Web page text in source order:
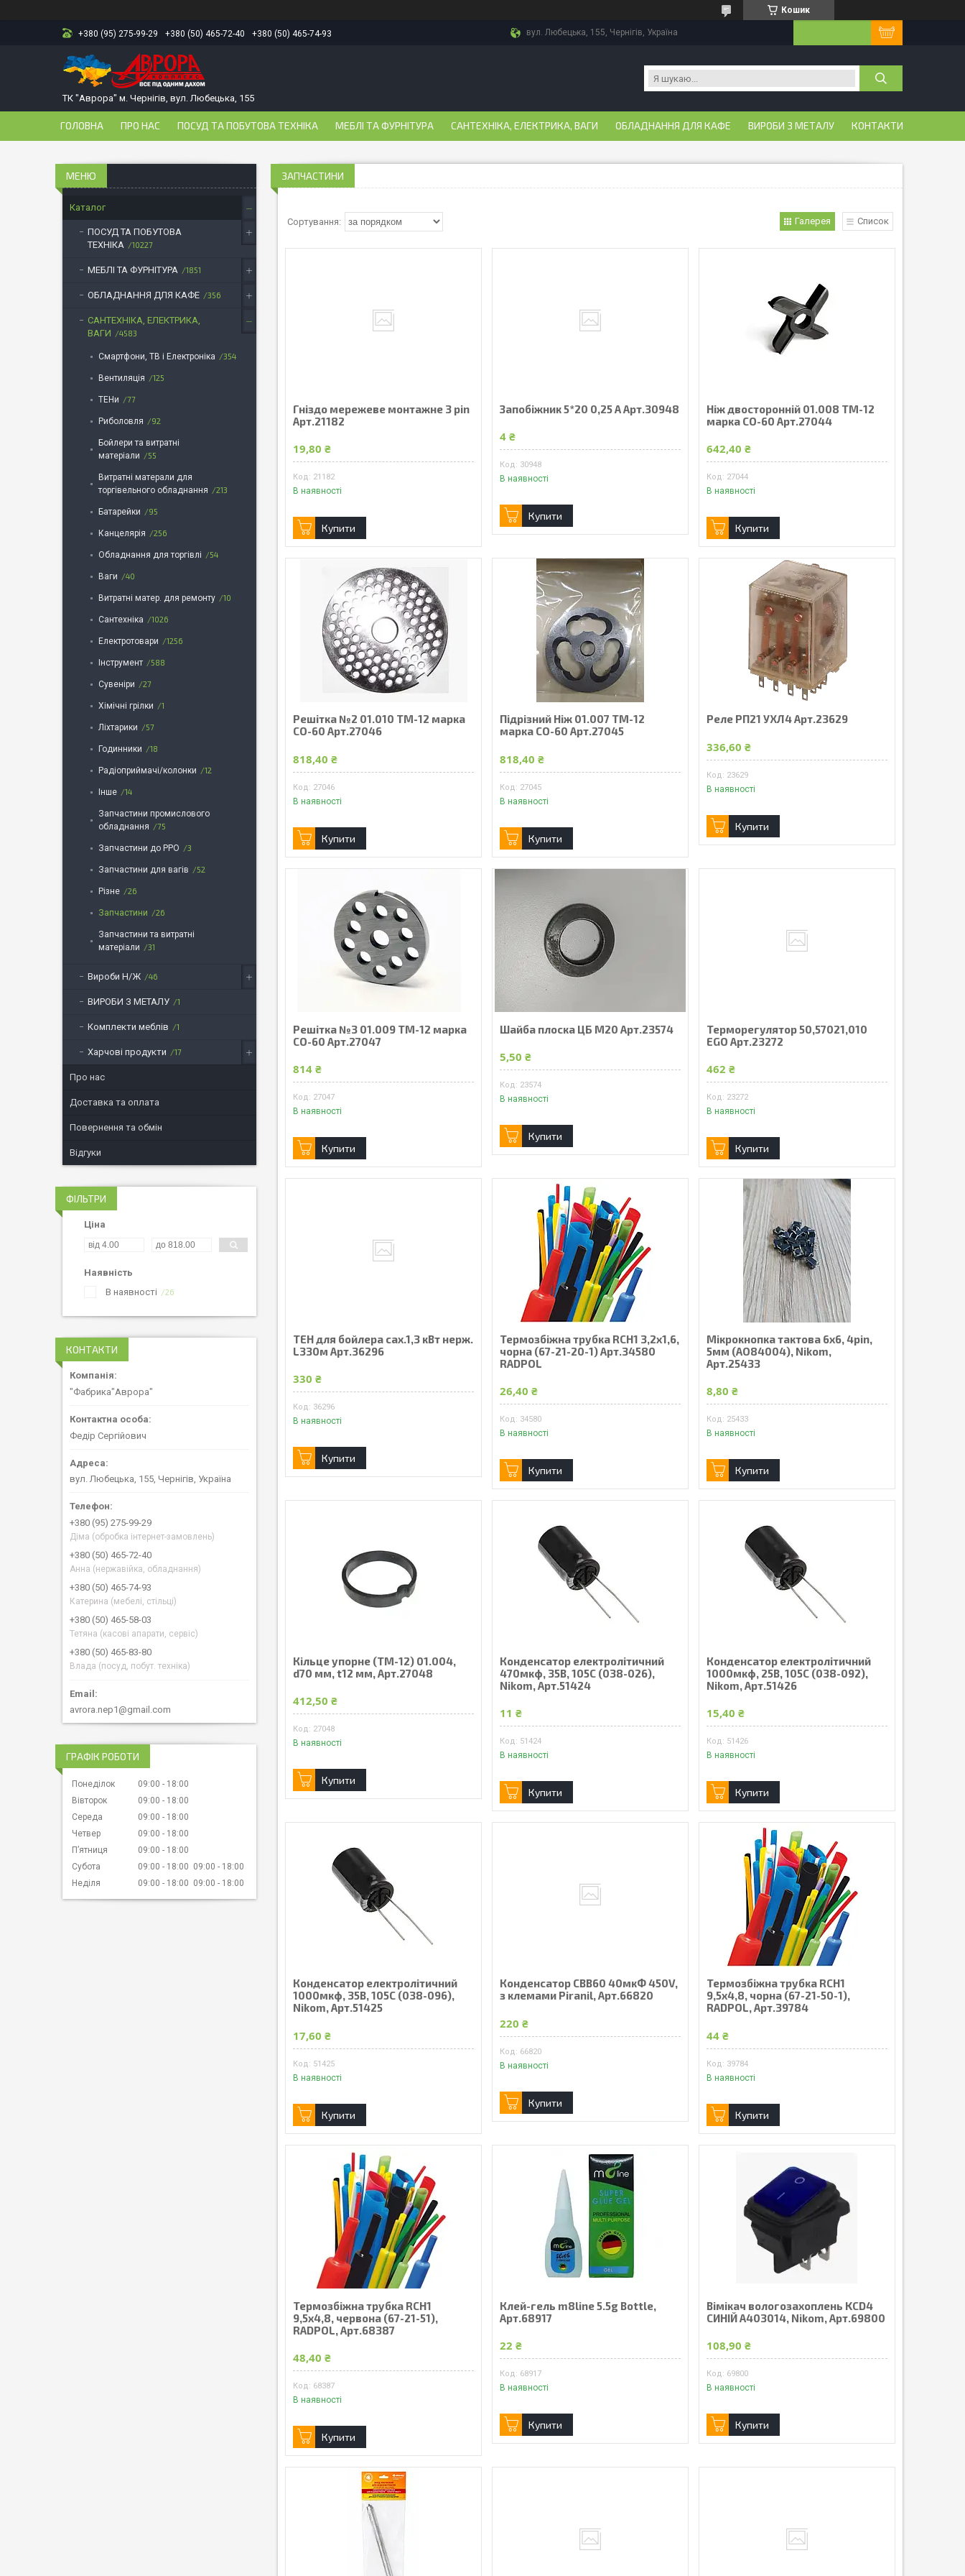
Кошик
+380 (95) 275-99-29 +380 (50) 465-72-40 +380 (50) 465-74-93 вул. Любецька, 155, Чернігів, Україна
ТК "Аврора" м. Чернігів, вул. Любецька, 155
ГОЛОВНА ПРО НАС ПОСУД ТА ПОБУТОВА ТЕХНІКА МЕБЛІ ТА ФУРНІТУРА САНТЕХНІКА, ЕЛЕКТРИКА, ВАГИ ОБЛАДНАННЯ ДЛЯ КАФЕ ВИРОБИ З МЕТАЛУ КОНТАКТИ
ЗАПЧАСТИНИ
Галерея Список
Гніздо мережеве монтажне 3 pin
Арт.21182
19,80 ₴
21182
В наявності
Купити
Запобіжник 5*20 0,25 А Арт.30948
4 ₴
30948
В наявності
Купити
Ніж двосторонній 01.008 ТМ-12
марка СО-60 Арт.27044
642,40 ₴
27044
В наявності
Купити
Решітка №2 01.010 ТМ-12 марка
СО-60 Арт.27046
818,40 ₴
27046
В наявності
Купити
Підрізний Ніж 01.007 ТМ-12
марка СО-60 Арт.27045
818,40 ₴
27045
В наявності
Купити
Реле РП21 УХЛ4 Арт.23629
336,60 ₴
23629
В наявності
Купити
Решітка №3 01.009 ТМ-12 марка
СО-60 Арт.27047
814 ₴
27047
В наявності
Купити
Шайба плоска ЦБ М20 Арт.23574
5,50 ₴
23574
В наявності
Купити
Терморегулятор 50,57021,010
EGO Арт.23272
462 ₴
23272
В наявності
Купити
ТЕН для бойлера сах.1,3 кВт нерж.
L330м Арт.36296
330 ₴
36296
В наявності
Купити
Термозбіжна трубка RCH1 3,2х1,6,
чорна (67-21-20-1) Арт.34580
RADPOL
26,40 ₴
34580
В наявності
Купити
Мікрокнопка тактова 6х6, 4pin,
5мм (AO84004), Nikom,
Арт.25433
8,80 ₴
25433
В наявності
Купити
Кільце упорне (ТМ-12) 01.004,
d70 мм, t12 мм, Арт.27048
412,50 ₴
27048
В наявності
Купити
Конденсатор електролітичний
470мкф, 35В, 105С (038-026),
Nikom, Арт.51424
11 ₴
51424
В наявності
Купити
Конденсатор електролітичний
1000мкф, 25В, 105С (038-092),
Nikom, Арт.51426
15,40 ₴
51426
В наявності
Купити
Конденсатор електролітичний
1000мкф, 35В, 105С (038-096),
Nikom, Арт.51425
17,60 ₴
51425
В наявності
Купити
Конденсатор СВВ60 40мкФ 450V,
з клемами Piranil, Арт.66820
220 ₴
66820
В наявності
Купити
Термозбіжна трубка RCH1
9,5х4,8, чорна (67-21-50-1),
RADPOL, Арт.39784
44 ₴
39784
В наявності
Купити
Термозбіжна трубка RCH1
9,5х4,8, червона (67-21-51),
RADPOL, Арт.68387
48,40 ₴
68387
В наявності
Купити
Клей-гель m8line 5.5g Bottle,
Арт.68917
22 ₴
68917
В наявності
Купити
Вімікач вологозахоплень KCD4
СИНIЙ А403014, Nikom, Арт.69800
108,90 ₴
69800
В наявності
Купити
Каталог
ПОСУД ТА ПОБУТОВА
ТЕХНІКА
10227
МЕБЛІ ТА ФУРНІТУРА 1851
ОБЛАДНАННЯ ДЛЯ КАФЕ 356
САНТЕХНІКА, ЕЛЕКТРИКА,
ВАГИ
4583
Смартфони, ТВ і Електроніка 354
Вентиляція 125
ТЕНи 77
Риболовля 92
Бойлери та витратні
матеріали
55
Витратні матерали для
торгівельного обладнання
213
Батарейки 95
Канцелярія 256
Обладнання для торгівлі 54
Ваги 40
Витратні матер. для ремонту 10
Сантехніка 1026
Електротовари 1256
Інструмент 588
Сувеніри 27
Хімічні грілки 1
Ліхтарики 57
Годинники 18
Радіоприймачі/колонки 12
Інше 14
Запчастини промислового
обладнання
75
Запчастини до РРО 3
Запчастини для вагів 52
Різне 26
Запчастини 26
Запчастини та витратні
матеріали
31
Вироби Н/Ж 46
ВИРОБИ З МЕТАЛУ 1
Комплекти меблів 1
Харчові продукти 17
Про нас
Доставка та оплата
Повернення та обмін
Відгуки
ФІЛЬТРИ
Ціна
Наявність
В наявності
26
КОНТАКТИ
"Фабрика"Аврора"
Федір Сергійович
вул. Любецька, 155, Чернігів, Україна
+380 (95) 275-99-29
Діма (обробка інтернет-замовлень)
+380 (50) 465-72-40
Анна (нержавійка, обладнання)
+380 (50) 465-74-93
Катерина (мебелі, стільці)
+380 (50) 465-58-03
Тетяна (касові апарати, сервіс)
+380 (50) 465-83-80
Влада (посуд, побут. техніка)
avrora.nep1@gmail.com
ГРАФІК РОБОТИ
Понеділок 09:00
18:00
Вівторок
09:00
18:00
Середа
09:00
18:00
Четвер
09:00
18:00
Пʼятниця
09:00
18:00
Субота
09:00 18:00 09:00
18:00
Неділя
09:00 18:00 09:00 18:00